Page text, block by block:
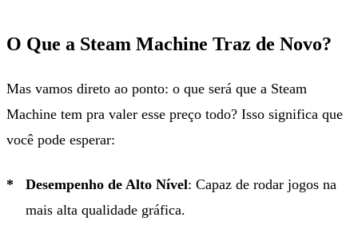
O Que a Steam Machine Traz de Novo?
Mas vamos direto ao ponto: o que será que a Steam
Machine tem pra valer esse preço todo? Isso significa que
você pode esperar:
Desempenho de Alto Nível: Capaz de rodar jogos na
mais alta qualidade gráfica.